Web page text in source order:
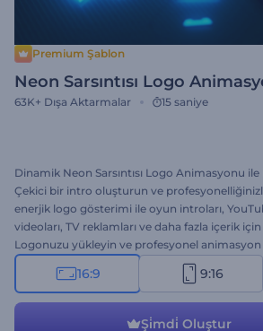
Premium Şablon
Neon Sarsıntısı Logo
63K+ Dışa Aktarmalar 15 saniye
Dinamik Neon Sarsıntısı Logo Animasyonu
Çekici bir intro oluşturun ve
enerjik logo gösterimi ile oyun introları,
videoları, TV reklamları ve daha fazla içerik için
Logonuzu yükleyin ve profesyonel
elinizde olsun. Çekinmeyin! Hemen şimdi
16:9 9:16
Şi̇mdi̇ Oluştur